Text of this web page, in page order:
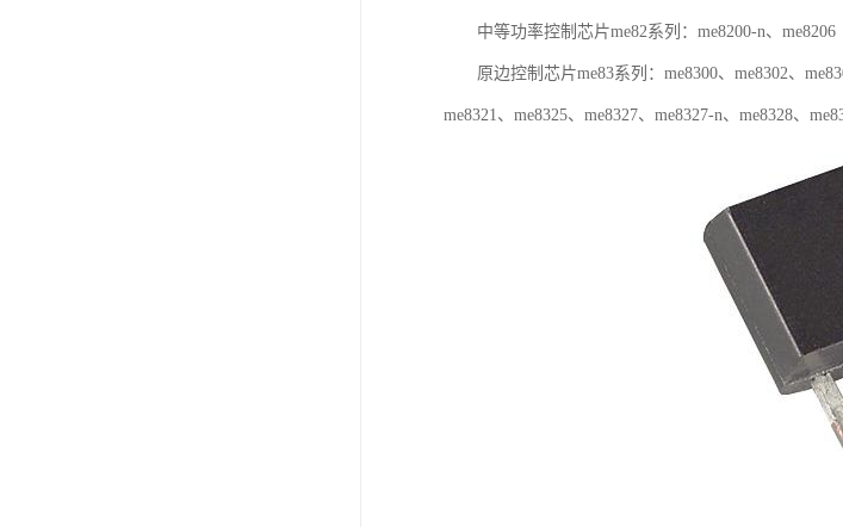
中等功率控制芯片me82系列：me8200-n、me8206
原边控制芯片me83系列：me8300、me8302、
me8321、me8325、me8327、me8327-n、me8328、